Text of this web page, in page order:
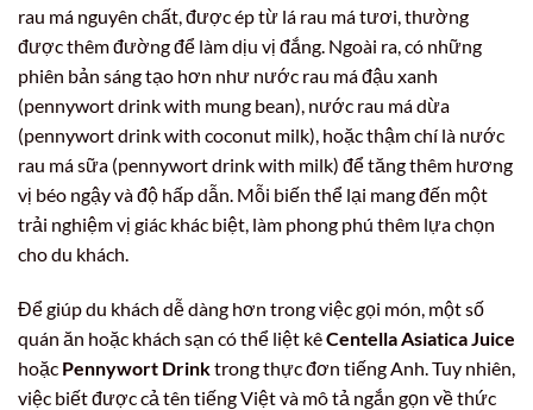
rau má nguyên chất, được ép từ lá rau má tươi, thường
được thêm đường để làm dịu vị đắng. Ngoài ra, có những
phiên bản sáng tạo hơn như nước rau má đậu xanh
(pennywort drink with mung bean), nước rau má dừa
(pennywort drink with coconut milk), hoặc thậm chí là nước
rau má sữa (pennywort drink with milk) để tăng thêm hương
vị béo ngậy và độ hấp dẫn. Mỗi biến thể lại mang đến một
trải nghiệm vị giác khác biệt, làm phong phú thêm lựa chọn
cho du khách.
Để giúp du khách dễ dàng hơn trong việc gọi món, một số
quán ăn hoặc khách sạn có thể liệt kêCentella Asiatica Juice
hoặc Pennywort Drinktrong thực đơn tiếng Anh. Tuy nhiên,
việc biết được cả tên tiếng Việt và mô tả ngắn gọn về thức